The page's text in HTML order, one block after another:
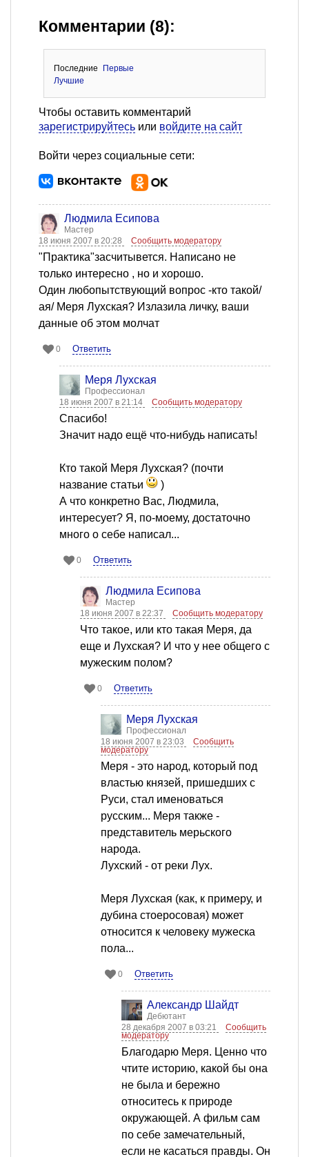
Комментарии (8):
Последние
Первые
Лучшие
Чтобы оставить комментарий
зарегистрируйтесь или войдите на сайт
Войти через социальные сети:
Людмила Есипова
Мастер
18 июня 2007 в 20:28
Сообщить модератору
"Практика"засчитывется. Написано не
только интересно , но и хорошо.
Один любопытствующий вопрос -кто такой/
ая/ Меря Лухская? Излазила личку, ваши
данные об этом молчат
0 Ответить
Меря Лухская
Профессионал
18 июня 2007 в 21:14
Сообщить модератору
Спасибо!
Значит надо ещё что-нибудь написать!
Кто такой Меря Лухская? (почти
название статьи
)
А что конкретно Вас, Людмила,
интересует? Я, по-моему, достаточно
много о себе написал...
0 Ответить
Людмила Есипова
Мастер
18 июня 2007 в 22:37
Сообщить модератору
Что такое, или кто такая Меря, да
еще и Лухская? И что у нее общего с
мужеским полом?
0 Ответить
Меря Лухская
Профессионал
18 июня 2007 в 23:03
Сообщить
модератору
Меря - это народ, который под
властью князей, пришедших с
Руси, стал именоваться
русским... Меря также -
представитель мерьского
народа.
Лухский - от реки Лух.
Меря Лухская (как, к примеру, и
дубина стоеросовая) может
относится к человеку мужеска
пола...
0 Ответить
Александр Шайдт
Дебютант
28 декабря 2007 в 03:21
Сообщить
модератору
Благодарю Меря. Ценно что
чтите историю, какой бы она
не была и бережно
относитесь к природе
окружающей. А фильм сам
по себе замечательный,
если не касаться правды. Он